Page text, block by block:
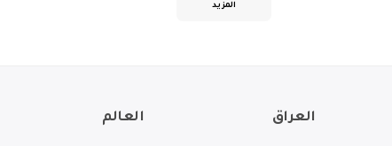
المزيد
العراق العالم